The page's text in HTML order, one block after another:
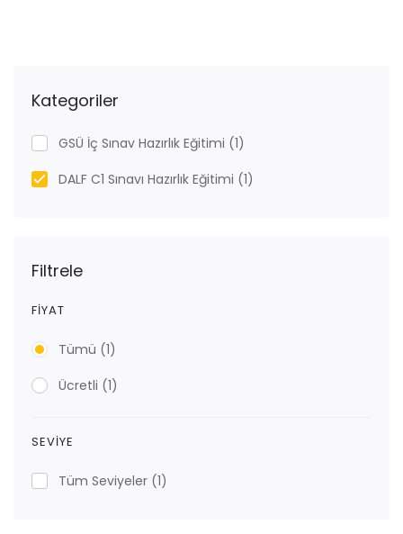
Kategoriler
GSÜ İç Sınav Hazırlık Eğitimi (1)
DALF C1 Sınavı Hazırlık Eğitimi (1)
Filtrele
FIYAT
Tümü (1)
Ücretli (1)
SEVIYE
Tüm Seviyeler (1)